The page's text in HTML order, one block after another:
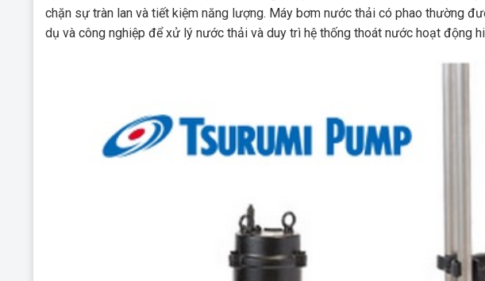
chặn sự tràn lan và tiết kiệm năng lượng. Máy bơm nước thải có phao thường
dụ và công nghiệp để xử lý nước thải và duy trì hệ thống thoát nước hoạt động